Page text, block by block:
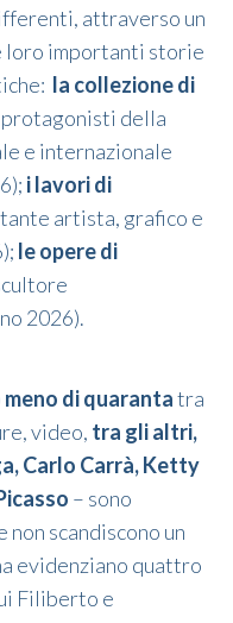
attraverso un
loro importanti storie
la collezione di
protagonisti della
e internazionale
i lavori di
artista, grafico e
le opere di
2026).
meno di quarantatra
video, tra gli altri,
Carlo Carrà, Ketty
– sono
scandiscono un
evidenziano quattro
Filiberto e